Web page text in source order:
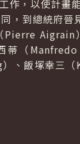
作，以使計畫
，到總統府晉
Pierre
蒂（
、飯塚幸三